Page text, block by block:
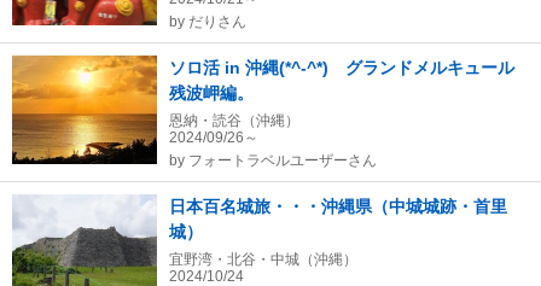
by だりさん
ソロ活 in 沖縄(*^-^*) グランドメルキュール
残波岬編。
恩納・読谷（沖縄）
2024/09/26～
by フォートラベルユーザーさん
日本百名城旅・・・沖縄県（中城城跡・首里
城）
宜野湾・北谷・中城（沖縄）
2024/10/24